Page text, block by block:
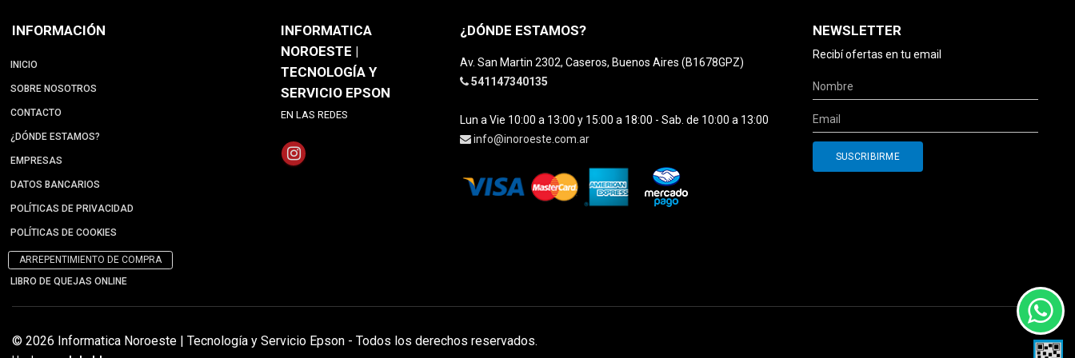
INFORMACIÓN
INICIO
SOBRE NOSOTROS
CONTACTO
¿DÓNDE ESTAMOS?
EMPRESAS
DATOS BANCARIOS
POLÍTICAS DE PRIVACIDAD
POLÍTICAS DE COOKIES
ARREPENTIMIENTO DE COMPRA
LIBRO DE QUEJAS ONLINE
INFORMATICA
NOROESTE |
TECNOLOGÍA Y
SERVICIO EPSON
EN LAS REDES
¿DÓNDE ESTAMOS?
Av. San Martin 2302, Caseros, Buenos Aires (B1678GPZ)
541147340135
Lun a Vie 10:00 a 13:00 y 15:00 a 18:00 - Sab. de 10:00 a 13:00
info@inoroeste.com.ar
NEWSLETTER
Recibí ofertas en tu email
© 2026 Informatica Noroeste | Tecnología y Servicio Epson - Todos los derechos reservados.